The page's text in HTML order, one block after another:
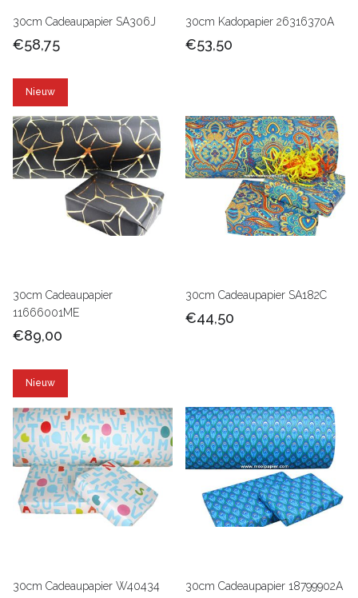
30cm Cadeaupapier SA306J
€58,75
30cm Kadopapier 26316370A
€53,50
Nieuw
30cm Cadeaupapier
11666001ME
€89,00
30cm Cadeaupapier SA182C
€44,50
Nieuw
30cm Cadeaupapier W40434 30cm Cadeaupapier 18799902A